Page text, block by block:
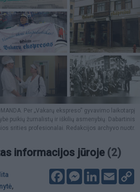
Per „Vakarų ekspreso“ gyvavimo laikotarpį
puikių žurnalistų ir iškilių asmenybių. Dabartinis
srities profesionalai. Redakcijos archyvo nuotr.
informacijos jūroje (2)
,
FacebookMessenger
LinkedIn
Email